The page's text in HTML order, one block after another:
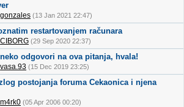
gonzales (13 Jan 2021 22:47)
restartovanjem računara
CIBORG (29 Sep 2020 22:37)
odgovori na ova pitanja, hvala!
vasa.93 (15 Dec 2019 23:25)
postojanja foruma Cekaonica i njena
m4rk0 (05 Apr 2006 00:20)